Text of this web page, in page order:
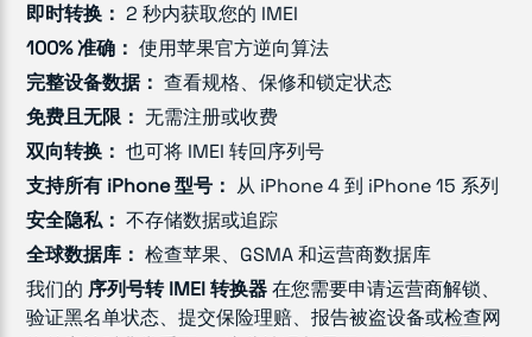
即时转换： 2 秒内获取您的 IMEI
100% 准确： 使用苹果官方逆向算法
完整设备数据： 查看规格、保修和锁定状态
免费且无限： 无需注册或收费
双向转换： 也可将 IMEI 转回序列号
支持所有 iPhone 型号： 从 iPhone 4 到 iPhone 15 系列
安全隐私： 不存储数据或追踪
全球数据库： 检查苹果、GSMA 和运营商数据库
我们的 序列号转 IMEI 转换器在您需要申请运营商解锁、
验证黑名单状态、提交保险理赔、报告被盗设备或检查网